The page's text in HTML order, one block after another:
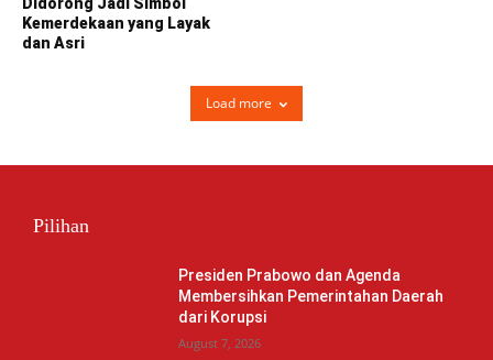
Didorong Jadi Simbol
Kemerdekaan yang Layak
dan Asri
Load more
Pilihan
Presiden Prabowo dan Agenda
Membersihkan Pemerintahan Daerah
dari Korupsi
August 7, 2026